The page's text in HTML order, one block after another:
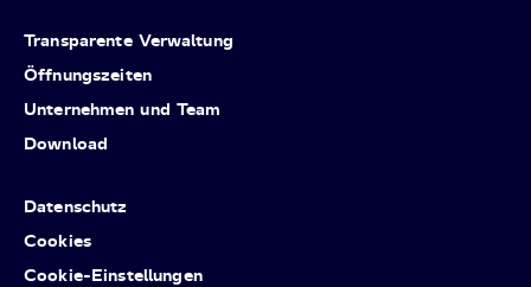
Transparente Verwaltung
Öffnungszeiten
Unternehmen und Team
Download
Datenschutz
Cookies
Cookie-Einstellungen